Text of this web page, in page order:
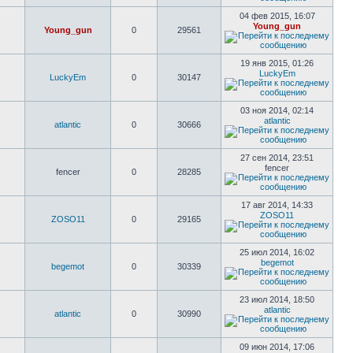
Young_gun 0 29561
04 фев 2015, 16:07
Young_gun
LuckyEm 0 30147
19 янв 2015, 01:26
LuckyEm
atlantic 0 30666
03 ноя 2014, 02:14
atlantic
fencer 0 28285
27 сен 2014, 23:51
fencer
ZOSO11 0 29165
17 авг 2014, 14:33
ZOSO11
begemot 0 30339
25 июл 2014, 16:02
begemot
atlantic 0 30990
23 июл 2014, 18:50
atlantic
09 июн 2014, 17:06